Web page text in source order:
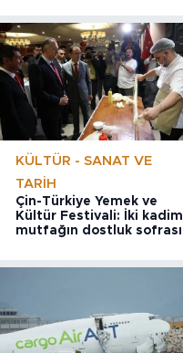
KÜLTÜR - SANAT VE
TARIH
Çin-Türkiye Yemek ve
Kültür Festivali: İki kadim
mutfağın dostluk sofrası